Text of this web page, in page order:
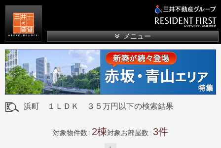
メニュー
浜町 １ＬＤＫ ３５万円以下の検索結果
対象物件数 2 対象お部屋数 3